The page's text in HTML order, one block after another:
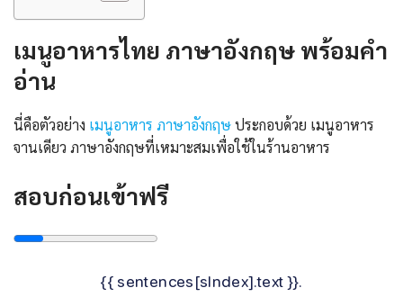
เมนูอาหารไทย ภาษาอังกฤษ พร้อมคํา
อ่าน
นี่คือตัวอย่าง เมนูอาหาร ภาษาอังกฤษประกอบด้วย เมนูอาหาร
จานเดียว ภาษาอังกฤษที่เหมาะสมเพื่อใช้ในร้านอาหาร
สอบก่อนเข้าฟรี
{{ sentences[sIndex].text }}.